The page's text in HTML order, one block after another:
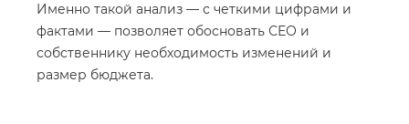
Именно такой анализ — с четкими цифрами и
фактами — позволяет обосновать СЕО и
собственнику необходимость изменений и
размер бюджета.